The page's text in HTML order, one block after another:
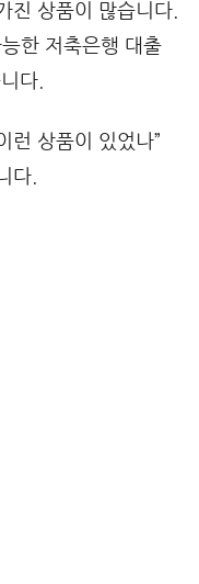
진 상품이 많습니다.
한 저축은행 대출
다.
런 상품이 있었나”
다.